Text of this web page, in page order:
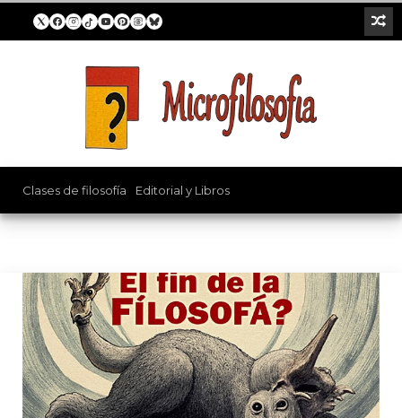
Clases de filosofía Editorial y Libros
Que es filosofia